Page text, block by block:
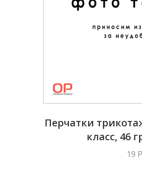
Перчатки
класс, 46
19 Р